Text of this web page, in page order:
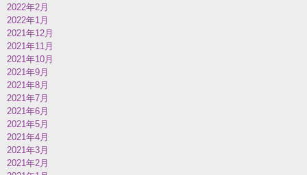
2022年2月
2022年1月
2021年12月
2021年11月
2021年10月
2021年9月
2021年8月
2021年7月
2021年6月
2021年5月
2021年4月
2021年3月
2021年2月